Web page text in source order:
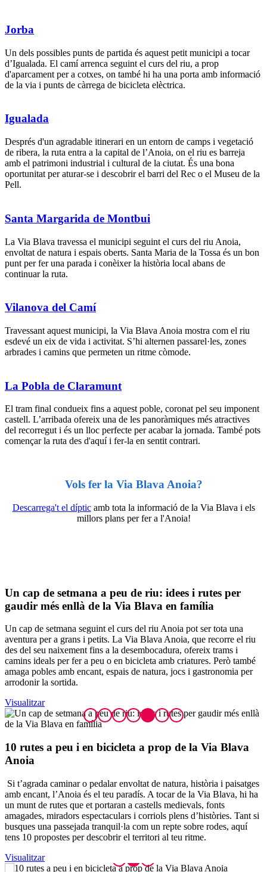
Jorba
Un dels possibles punts de partida és aquest petit municipi a tocar
d’Igualada. El camí arrenca seguint el curs del riu, a prop
d'aparcament per a cotxes, on també hi ha una porta amb informació
de la via i punts de càrrega de bicicleta elèctrica.
Igualada
Després d'un agradable itinerari en un entorn de camps i vegetació
de ribera, la ruta entra a la capital de l’Anoia, on el riu es barreja
amb el patrimoni industrial i cultural de la ciutat. És una bona
oportunitat per aturar-se i descobrir el barri del Rec o el Museu de la
Pell.
Santa Margarida de Montbui
La Via Blava travessa el municipi seguint el curs del riu Anoia,
envoltat de natura i espais oberts. Santa Maria de la Tossa és un bon
punt per fer una parada i conèixer la història local abans de
continuar la ruta.
Vilanova del Camí
Travessant aquest municipi, la Via Blava Anoia mostra com el riu
esdevé un eix de vida i activitat. S’hi alternen passarel·les, zones
arbrades i camins que permeten un ritme còmode.
La Pobla de Claramunt
El tram final condueix fins a aquest poble, coronat pel seu imponent
castell. L’arribada ofereix una de les panoràmiques més atractives
del recorregut i és un lloc perfecte per acabar la jornada. També pots
començar la ruta des d'aquí i fer-la en sentit contrari.
Vols fer la Via Blava Anoia?
Descarrega't el dípticamb tota la informació de la Via Blava i els
millors plans per fer a l'Anoia!
Un cap de setmana a peu de riu: idees i rutes per
gaudir més enllà de la Via Blava en família
Un cap de setmana seguint el curs del riu Anoia pot ser tota una
aventura per a grans i petits. La Via Blava Anoia, que recorre el riu
des del seu naixement fins a la desembocadura, ofereix trams i
camins ideals per fer a peu o en bicicleta amb criatures. Però també
amaga pobles amb encant, espais de natura, jocs i gastronomia per
arrodonir la sortida.
Visualitzar
10 rutes a peu i en bicicleta a prop de la Via Blava
Anoia
Si t’agrada caminar o pedalar envoltat de natura, història i paisatges
amb encant, l’Anoia és el teu paradís. A tocar de la Via Blava, hi ha
un munt de rutes que et portaran a castells medievals, fonts
amagades, miradors espectaculars i corriols plens d’històries. Tant si
busques una passejada tranquil·la com un repte sobre rodes, aquí
tens 10 propostes per descobrir el territori al teu ritme.
Visualitzar